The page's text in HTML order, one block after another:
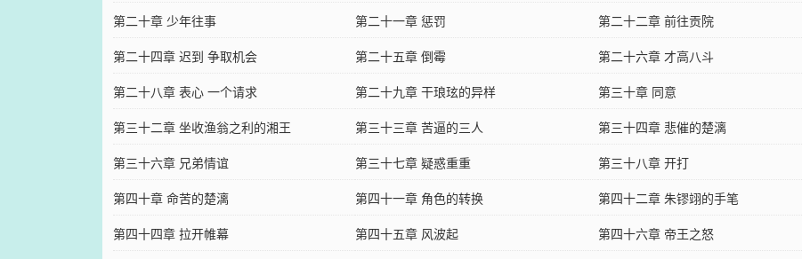
第二十章 少年往事
第二十一章 惩罚 第二十二章 前往贡院
第二十四章 迟到 争取机会
第二十五章 倒霉 第二十六章 才高八斗
第二十八章 表心 一个请求
第二十九章 干琅玹的异样 第三十章 同意
第三十二章 坐收渔翁之利的湘王
第三十三章 苦逼的三人 第三十四章 悲催的楚漓
第三十六章 兄弟情谊
第三十七章 疑惑重重 第三十八章 开打
第四十章 命苦的楚漓
第四十一章 角色的转换 第四十二章 朱镠翊的手笔
第四十四章 拉开帷幕
第四十五章 风波起 第四十六章 帝王之怒